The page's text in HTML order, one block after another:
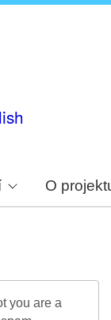
O
you are a